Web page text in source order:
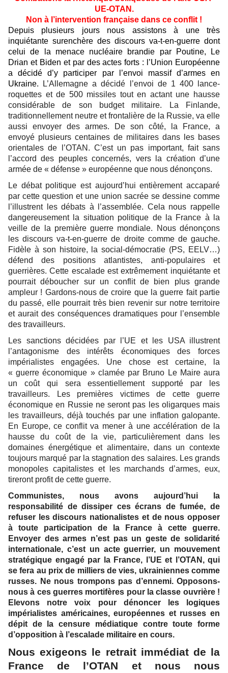
UE-OTAN.
Non à l’intervention française dans ce conflit !
Depuis plusieurs jours nous assistons à une très
inquiétante surenchère des discours va-t-en-guerre dont
celui de la menace nucléaire brandie par Poutine, Le
Drian et Biden et par des actes forts : l’Union Européenne
a décidé d’y participer par l’envoi massif d’armes en
Ukraine.
L’Allemagne a décidé l’envoi de 1 400 lance-
roquettes et de 500 missiles tout en actant une hausse
considérable de son budget militaire. La Finlande,
traditionnellement neutre et frontalière de la Russie, va elle
aussi envoyer des armes. De son côté, la France, a
envoyé plusieurs centaines de militaires dans les bases
orientales de l’OTAN. C’est un pas important, fait sans
l’accord des peuples concernés, vers la création d’une
armée de « défense » européenne que nous dénonçons.
Le débat politique est aujourd’hui entièrement accaparé
par cette question et une union sacrée se dessine comme
l’illustrent les débats à l’assemblée. Cela nous rappelle
dangereusement la situation politique de la France à la
veille de la première guerre mondiale. Nous dénonçons
les discours va-t-en-guerre de droite comme de gauche.
Fidèle à son histoire, la social-démocratie (PS, EELV…)
défend des positions atlantistes, anti-populaires et
guerrières. Cette escalade est extrêmement inquiétante et
pourrait déboucher sur un conflit de bien plus grande
ampleur ! Gardons-nous de croire que la guerre fait partie
du passé, elle pourrait très bien revenir sur notre territoire
et aurait des conséquences dramatiques pour l’ensemble
des travailleurs.
Les sanctions décidées par l’UE et les USA illustrent
l’antagonisme des intérêts économiques des forces
impérialistes engagées. Une chose est certaine, la
« guerre économique » clamée par Bruno Le Maire aura
un coût qui sera essentiellement supporté par les
travailleurs. Les premières victimes de cette guerre
économique en Russie ne seront pas les oligarques mais
les travailleurs, déjà touchés par une inflation galopante.
En Europe, ce conflit va mener à une accélération de la
hausse du coût de la vie, particulièrement dans les
domaines énergétique et alimentaire, dans un contexte
toujours marqué par la stagnation des salaires. Les grands
monopoles capitalistes et les marchands d’armes, eux,
tireront profit de cette guerre.
Communistes, nous avons aujourd’hui la
responsabilité de dissiper ces écrans de fumée, de
refuser les discours nationalistes et de nous opposer
à toute participation de la France à cette guerre.
Envoyer des armes n’est pas un geste de solidarité
internationale, c’est un acte guerrier, un mouvement
stratégique engagé par la France, l’UE et l’OTAN, qui
se fera au prix de milliers de vies, ukrainiennes comme
russes. Ne nous trompons pas d’ennemi. Opposons-
nous à ces guerres mortifères pour la classe ouvrière !
Elevons notre voix pour dénoncer les logiques
impérialistes américaines, européennes et russes en
dépit de la censure médiatique contre toute forme
d’opposition à l’escalade militaire en cours.
Nous exigeons le retrait immédiat de la
France de l’OTAN et nous nous